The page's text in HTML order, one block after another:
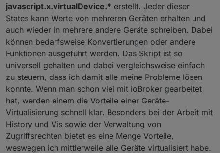
javascript.x.virtualDevice.* erstellt. Jeder dieser
States kann Werte von mehreren Geräten erhalten und
auch wieder in mehrere andere Geräte schreiben. Dabei
können bedarfsweise Konvertierungen oder andere
Funktionen ausgeführt werden. Das Skript ist so
universell gehalten und dabei vergleichsweise einfach
zu steuern, dass ich damit alle meine Probleme lösen
konnte. Wenn man schon viel mit ioBroker gearbeitet
hat, werden einem die Vorteile einer Geräte-
Virtualisierung schnell klar. Besonders bei der Arbeit mit
History und Vis sowie der Verwaltung von
Zugriffsrechten bietet es eine Menge Vorteile,
weswegen ich mittlerweile alle Geräte virtualisiert habe.